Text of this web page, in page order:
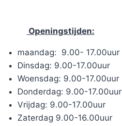
Openingstijden:
maandag: 9.00- 17.00uur
Dinsdag: 9.00-17.00uur
Woensdag: 9.00-17.00uur
Donderdag: 9.00-17.00uur
Vrijdag: 9.00-17.00uur
Zaterdag 9.00-16.00uur